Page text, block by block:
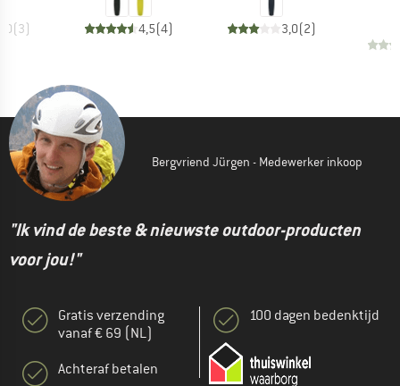
(3) 4,5(4) 3,0(2)
Bergvriend Jürgen - Medewerker inkoop
"Ik vind de beste & nieuwste outdoor-producten
voor jou!"
Gratis verzending
vanaf € 69 (NL)
Achteraf betalen
100 dagen bedenktijd